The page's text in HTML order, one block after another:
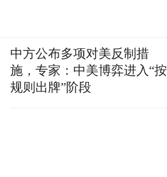
中方公布多项对美反制措
施，专家：中美博弈进入“按
规则出牌”阶段